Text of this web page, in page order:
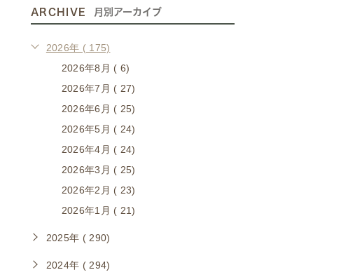
ARCHIVE 月別アーカイブ
2026年 ( 175)
2026年8月 ( 6)
2026年7月 ( 27)
2026年6月 ( 25)
2026年5月 ( 24)
2026年4月 ( 24)
2026年3月 ( 25)
2026年2月 ( 23)
2026年1月 ( 21)
2025年 ( 290)
2024年 ( 294)